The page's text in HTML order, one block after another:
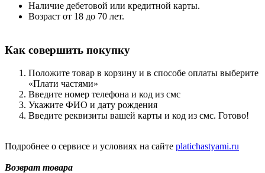
Наличие дебетовой или кредитной карты.
Возраст от 18 до 70 лет.
Как совершить покупку
Положите товар в корзину и в способе оплаты выберите
«Плати частями»
Введите номер телефона и код из смс
Укажите ФИО и дату рождения
Введите реквизиты вашей карты и код из смс. Готово!
Подробнее о сервисе и условиях на сайте platichastyami.ru
Возврат товара